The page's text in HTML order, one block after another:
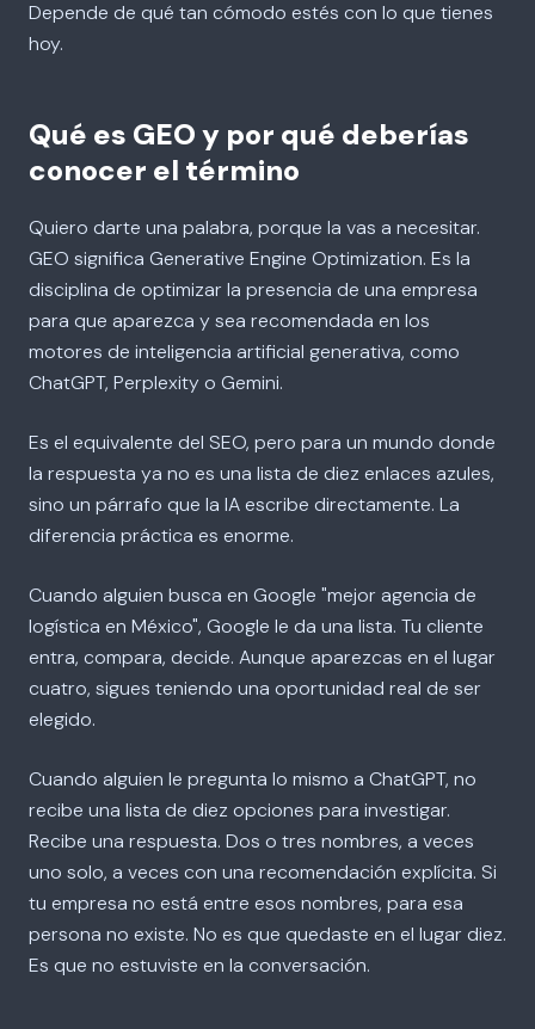
Depende de qué tan cómodo estés con lo que tienes
hoy.
Qué es GEO y por qué deberías
conocer el término
Quiero darte una palabra, porque la vas a necesitar.
GEO significa Generative Engine Optimization. Es la
disciplina de optimizar la presencia de una empresa
para que aparezca y sea recomendada en los
motores de inteligencia artificial generativa, como
ChatGPT, Perplexity o Gemini.
Es el equivalente del SEO, pero para un mundo donde
la respuesta ya no es una lista de diez enlaces azules,
sino un párrafo que la IA escribe directamente. La
diferencia práctica es enorme.
Cuando alguien busca en Google "mejor agencia de
logística en México", Google le da una lista. Tu cliente
entra, compara, decide. Aunque aparezcas en el lugar
cuatro, sigues teniendo una oportunidad real de ser
elegido.
Cuando alguien le pregunta lo mismo a ChatGPT, no
recibe una lista de diez opciones para investigar.
Recibe una respuesta. Dos o tres nombres, a veces
uno solo, a veces con una recomendación explícita. Si
tu empresa no está entre esos nombres, para esa
persona no existe. No es que quedaste en el lugar diez.
Es que no estuviste en la conversación.